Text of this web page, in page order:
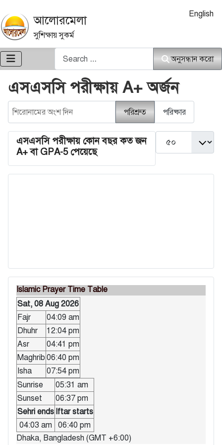
আলোরমেলা
সুশিক্ষায় সুকর্ম
আপনার ভাষা
English
অনুসন্ধান করো
অনুসন্ধান করো
এসএসসি পরীক্ষায় A+ অর্জন
শিরোনামের অংশ দিন
পরিশ্রুত পরিষ্কার
এসএসসি পরীক্ষায় কোন বছর কত জন
A+ বা GPA-5 পেয়েছে
Islamic Prayer Time Table
Sat, 08 Aug 2026
Fajr
04:09 am
Dhuhr
12:04 pm
Asr
04:41 pm
Maghrib 06:40 pm
Isha
07:54 pm
Sunrise
05:31 am
Sunset
06:37 pm
Sehri ends Iftar starts
04:03 am
06:40 pm
Dhaka, Bangladesh (GMT +6:00)